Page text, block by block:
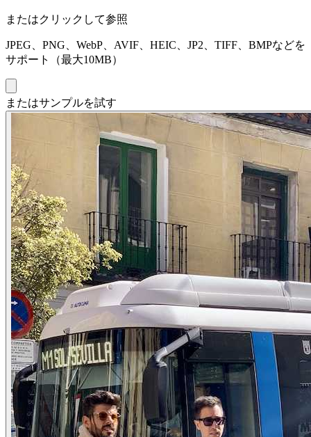
またはクリックして参照
JPEG、PNG、WebP、AVIF、HEIC、JP2、TIFF、BMPなどを
サポート（最大10MB）
またはサンプルを試す